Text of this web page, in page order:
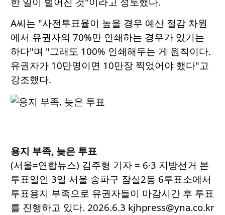
A씨는 "사전투표율이 높을 경우 예산 절감 차원
에서 유권자의 70%만 인쇄하는 경우가 있기는
하다"며 "그래도 100% 인쇄해두는 게 원칙이다.
유권자가 10만명이면 10만장 찍었어야 했다"고
강조했다.
용지 부족, 늦은 투표
(서울=연합뉴스) 김주형 기자 = 6·3 지방선거 본
투표일인 3일 서울 송파구 잠실2동 6투표소에서
투표용지 부족으로 유권자들이 마감시간 후 투표
를 진행하고 있다. 2026.6.3 kjhpress@yna.co.kr